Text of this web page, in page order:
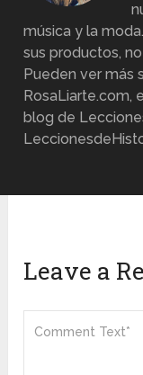
música y la
sus productos,
Pueden ver más
RosaLiarte.com,
blog de
Leave a